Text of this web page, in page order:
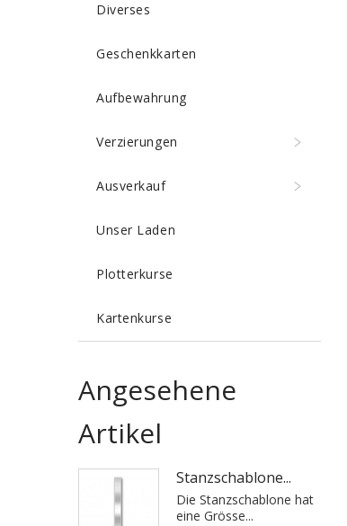
Diverses
Geschenkkarten
Aufbewahrung
Verzierungen
Ausverkauf
Unser Laden
Plotterkurse
Kartenkurse
Angesehene
Artikel
Stanzschablone...
Die Stanzschablone hat
eine Grösse...